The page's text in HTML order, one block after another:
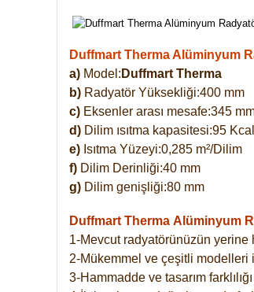
Duffmart Therma Alüminyum
a) Model: Duffmart Therma
b) Radyatör Yüksekliği:400 mm
c) Eksenler arası mesafe:345
d) Dilim ısıtma kapasitesi:95 Kcall
e) Isıtma Yüzeyi:0,285 m²/Dilim
f) Dilim Derinliği:40 mm
g) Dilim genişliği:80 mm
Duffmart Therma Alüminyum
1-Mevcut radyatörünüzün
2-Mükemmel ve çeşitli modelleri
3-Hammadde ve tasarım